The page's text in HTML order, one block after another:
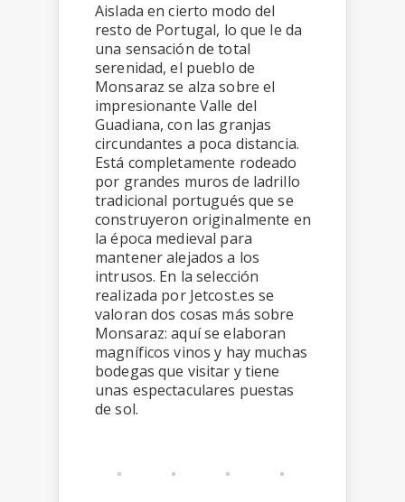
Aislada en cierto modo del
resto de Portugal, lo que le da
una sensación de total
serenidad, el pueblo de
Monsaraz se alza sobre el
impresionante Valle del
Guadiana, con las granjas
circundantes a poca distancia.
Está completamente rodeado
por grandes muros de ladrillo
tradicional portugués que se
construyeron originalmente en
la época medieval para
mantener alejados a los
intrusos. En la selección
realizada por Jetcost.es se
valoran dos cosas más sobre
Monsaraz: aquí se elaboran
magníficos vinos y hay muchas
bodegas que visitar y tiene
unas espectaculares puestas
de sol.